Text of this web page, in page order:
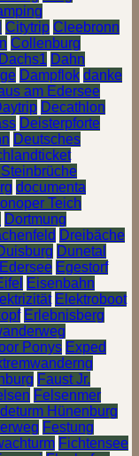
Citytrip Cleebronn
Collenburg
Dachs1 Dahn
Dampflok danke
am Edersee
Decathlon
Deisterpforte
Deutsches
documenta
Teich
Dortmung
Dreibäche
Dunetal
Edersee Egestorf
Eisenbahn
Elektroboot
Erlebnisberg
Ponys Exped
Faust Jr.
Felsenmer
Hünenburg
Festung
Fichtensee